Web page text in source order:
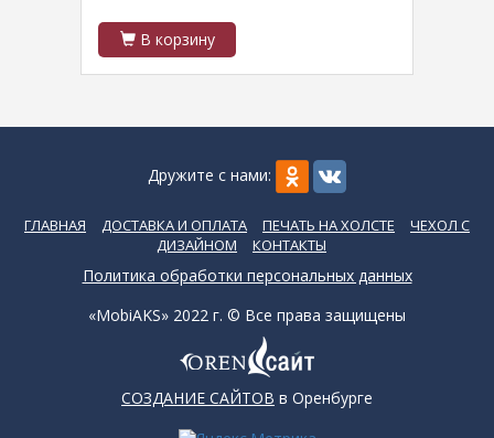
В корзину
Дружите с нами:
ГЛАВНАЯ ДОСТАВКА И ОПЛАТА ПЕЧАТЬ НА ХОЛСТЕ
ЧЕХОЛ С
ДИЗАЙНОМ
КОНТАКТЫ
Политика обработки персональных данных
«MobiAKS» 2022 г. © Все права защищены
СОЗДАНИЕ САЙТОВ в Оренбурге